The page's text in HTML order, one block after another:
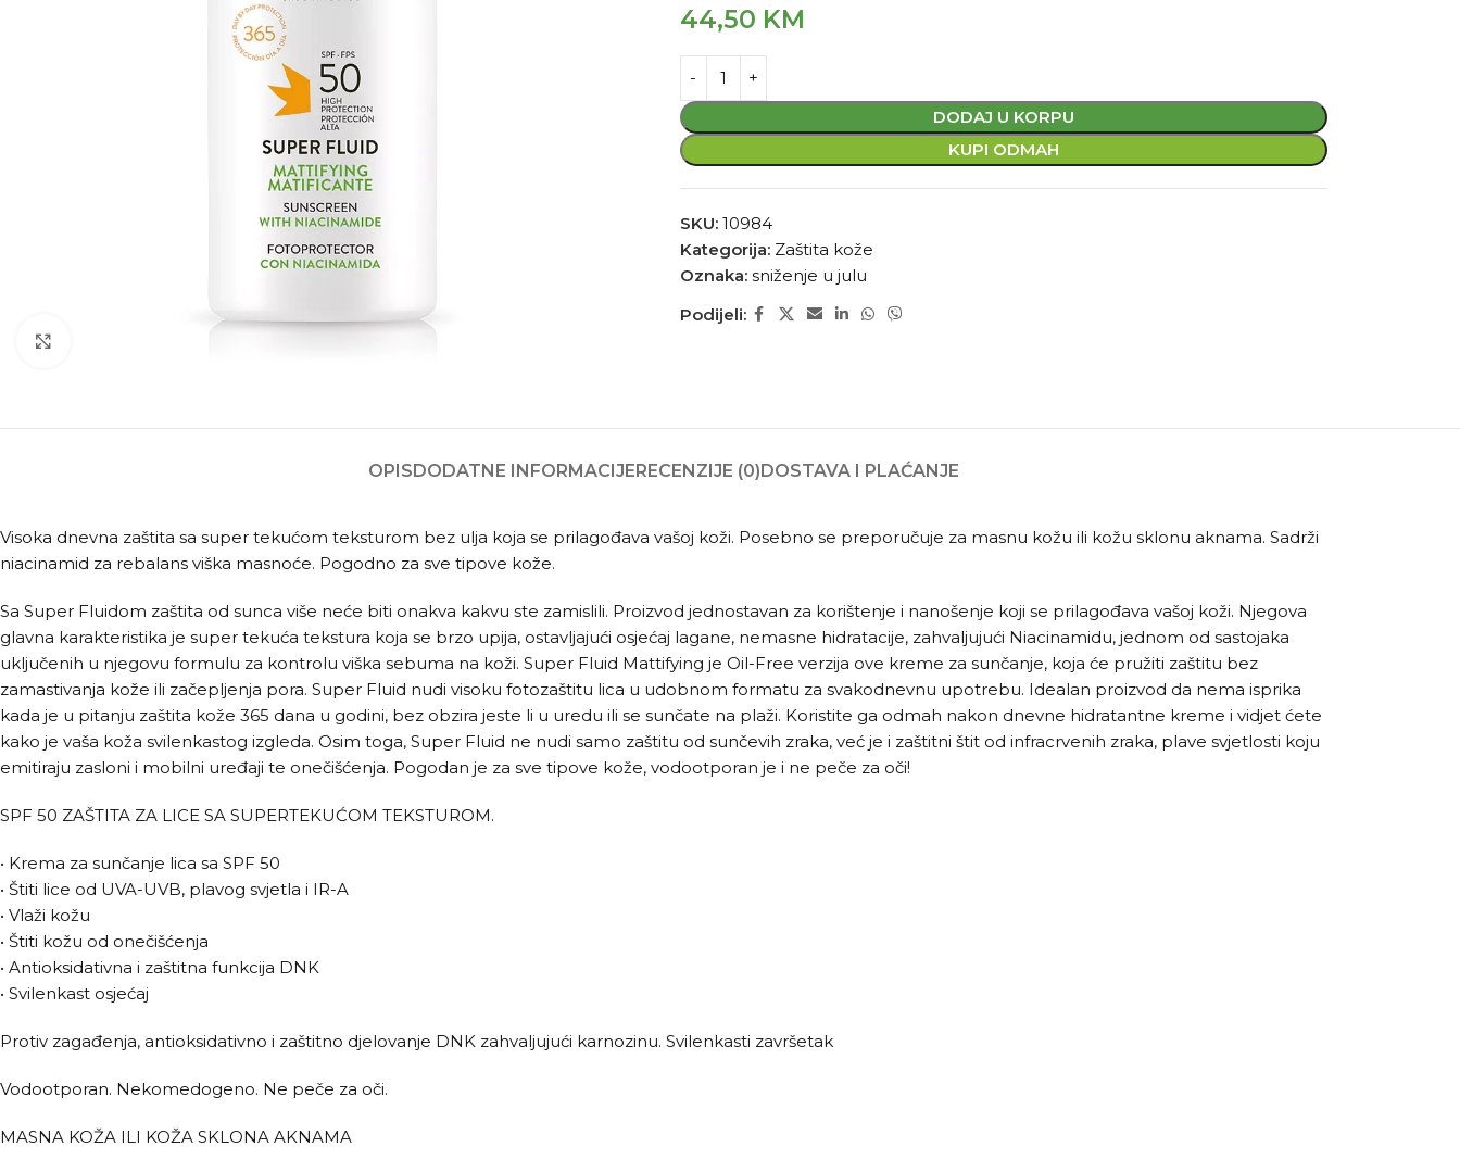
44,50 KM
DODAJ U KORPU
KUPI ODMAH
SKU: 10984
Kategorija: Zaštita kože
Oznaka: sniženje u julu
Podijeli:
OPISDODATNE INFORMACIJERECENZIJE (0)DOSTAVA I PLAĆANJE
Visoka dnevna zaštita sa super tekućom teksturom bez ulja koja se prilagođava vašoj koži. Posebno se preporučuje za masnu kožu ili kožu sklonu aknama. Sadrži
niacinamid za rebalans viška masnoće. Pogodno za sve tipove kože.
Sa Super Fluidom zaštita od sunca više neće biti onakva kakvu ste zamislili. Proizvod jednostavan za korištenje i nanošenje koji se prilagođava vašoj koži. Njegova
glavna karakteristika je super tekuća tekstura koja se brzo upija, ostavljajući osjećaj lagane, nemasne hidratacije, zahvaljujući Niacinamidu, jednom od sastojaka
uključenih u njegovu formulu za kontrolu viška sebuma na koži. Super Fluid Mattifying je Oil-Free verzija ove kreme za sunčanje, koja će pružiti zaštitu bez
zamastivanja kože ili začepljenja pora. Super Fluid nudi visoku fotozaštitu lica u udobnom formatu za svakodnevnu upotrebu. Idealan proizvod da nema isprika
kada je u pitanju zaštita kože 365 dana u godini, bez obzira jeste li u uredu ili se sunčate na plaži. Koristite ga odmah nakon dnevne hidratantne kreme i vidjet ćete
kako je vaša koža svilenkastog izgleda. Osim toga, Super Fluid ne nudi samo zaštitu od sunčevih zraka, već je i zaštitni štit od infracrvenih zraka, plave svjetlosti koju
emitiraju zasloni i mobilni uređaji te onečišćenja. Pogodan je za sve tipove kože, vodootporan je i ne peče za oči!
SPF 50 ZAŠTITA ZA LICE SA SUPERTEKUĆOM TEKSTUROM.
• Krema za sunčanje lica sa SPF 50
• Štiti lice od UVA-UVB, plavog svjetla i IR-A
• Vlaži kožu
• Štiti kožu od onečišćenja
• Antioksidativna i zaštitna funkcija DNK
• Svilenkast osjećaj
Protiv zagađenja, antioksidativno i zaštitno djelovanje DNK zahvaljujući karnozinu. Svilenkasti završetak
Vodootporan. Nekomedogeno. Ne peče za oči.
MASNA KOŽA ILI KOŽA SKLONA AKNAMA